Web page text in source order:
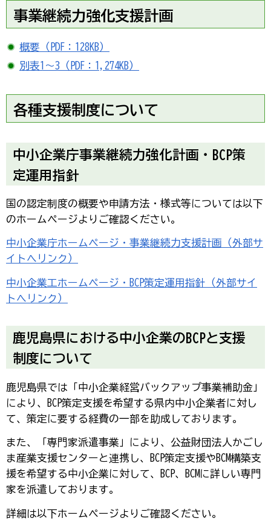
事業継続力強化支援計画
概要（PDF：128KB）
別表1～3（PDF：1,274KB）
各種支援制度について
中小企業庁事業継続力強化計画・BCP策
定運用指針
国の認定制度の概要や申請方法・様式等については以下
のホームページよりご確認ください。
中小企業庁ホームページ・事業継続力支援計画（外部サ
イトへリンク）
中小企業工ホームページ・BCP策定運用指針（外部サイ
トへリンク）
鹿児島県における中小企業のBCPと支援
制度について
鹿児島県では「中小企業経営バックアップ事業補助金」
により、BCP策定支援を希望する県内中小企業者に対し
て、策定に要する経費の一部を助成しております。
また、「専門家派遣事業」により、公益財団法人かごし
ま産業支援センターと連携し、BCP策定支援やBCM構築支
援を希望する中小企業に対して、BCP、BCMに詳しい専門
家を派遣しております。
詳細は以下ホームページよりご確認ください。